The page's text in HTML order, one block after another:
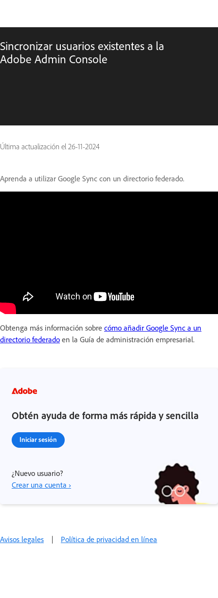
Sincronizar usuarios existentes a la
Adobe Admin Console
Última actualización el 26-11-2024
Aprenda a utilizar Google Sync con un directorio federado.
Obtenga más información sobre cómo añadir Google Sync a un
directorio federado en la Guía de administración empresarial.
Obtén ayuda de forma más rápida y sencilla
Iniciar sesión
¿Nuevo usuario?
Crear una cuenta ›
Avisos legales | Política de privacidad en línea